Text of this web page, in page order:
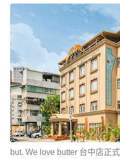
but. We love butter 台中店正